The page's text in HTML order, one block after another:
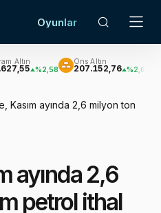
Oyunlar
%2,58
Ons Altın
207.152,76 %2,62
Kasım ayında 2,6 milyon ton
ayında 2,6
petrol ithal